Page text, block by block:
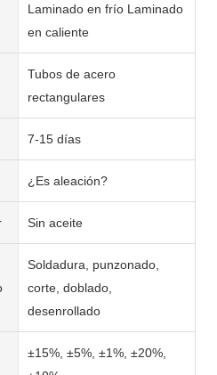
Laminado en frío Laminado
en caliente
Tubos de acero
rectangulares
7-15 días
¿Es aleación?
Sin aceite
Soldadura, punzonado,
corte, doblado,
desenrollado
±15%, ±5%, ±1%, ±20%,